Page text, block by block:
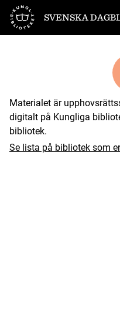
Till startsidan
SVENSKA
Materialet är
digitalt på Kungliga
bibliotek.
Se lista på bibliotek som